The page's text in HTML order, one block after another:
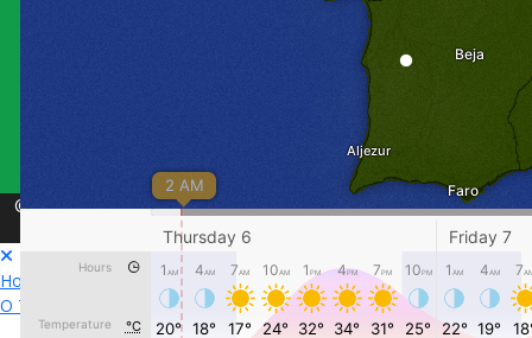
© Copyright 2026 . All Rights Reserved ALENSADO CRL
Spectrum Template by
JoomShaper
Home Organização Serviços Culturas
Ambiente
O Tempo